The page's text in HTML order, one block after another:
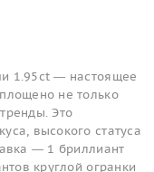
1.95ct — настоящее
не только
Это
высокого статуса
— 1 бриллиант
круглой огранки